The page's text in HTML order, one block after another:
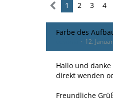
1 2 3 4
Farbe des
12.
Hallo und
direkt wenden
Freundliche